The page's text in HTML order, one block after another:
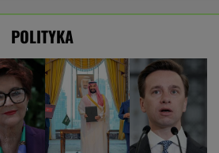
POLITYKA